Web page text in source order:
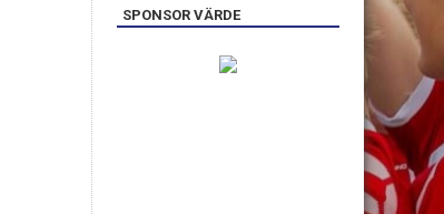
SPONSOR VÄRDE